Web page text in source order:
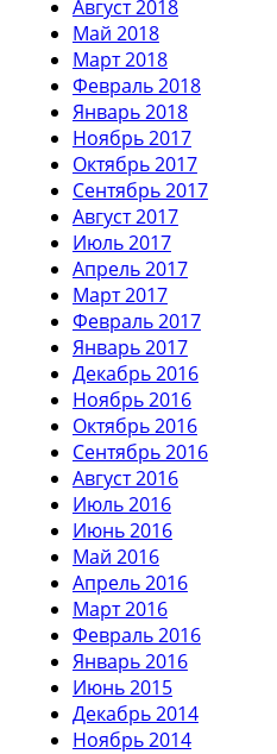
Август 2018
Май 2018
Март 2018
Февраль 2018
Январь 2018
Ноябрь 2017
Октябрь 2017
Сентябрь 2017
Август 2017
Июль 2017
Апрель 2017
Март 2017
Февраль 2017
Январь 2017
Декабрь 2016
Ноябрь 2016
Октябрь 2016
Сентябрь 2016
Август 2016
Июль 2016
Июнь 2016
Май 2016
Апрель 2016
Март 2016
Февраль 2016
Январь 2016
Июнь 2015
Декабрь 2014
Ноябрь 2014